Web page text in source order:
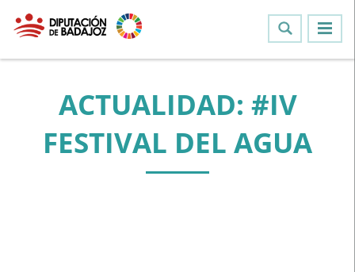
ACTUALIDAD: #IV
FESTIVAL DEL AGUA